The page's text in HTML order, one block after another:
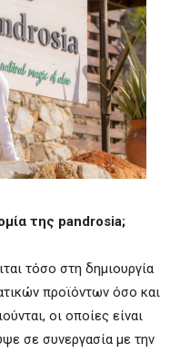
της pandrosia;
τόσο στη δημιουργία
προϊόντων όσο και
οι οποίες είναι
σε συνεργασία με την